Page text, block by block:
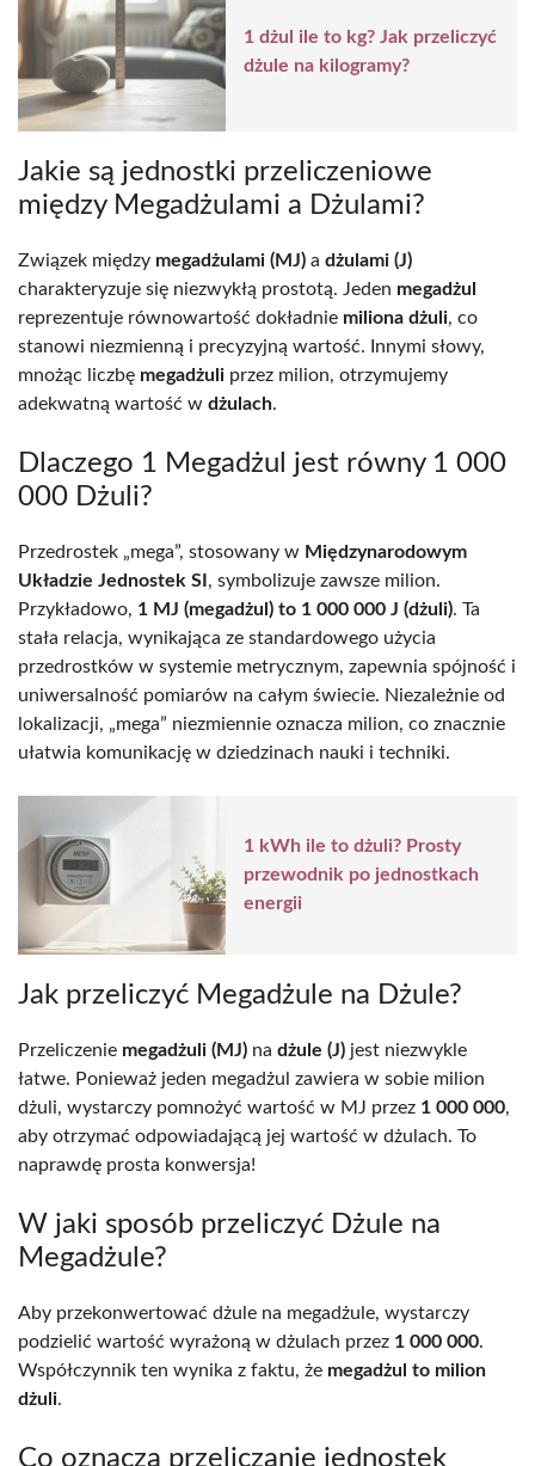
1 dżul ile to kg? Jak przeliczyć
dżule na kilogramy?
Jakie są jednostki przeliczeniowe
między Megadżulami a Dżulami?
Związek między megadżulami (MJ) a dżulami (J)
charakteryzuje się niezwykłą prostotą. Jeden megadżul
reprezentuje równowartość dokładnie miliona dżuli, co
stanowi niezmienną i precyzyjną wartość. Innymi słowy,
mnożąc liczbę megadżuli przez milion, otrzymujemy
adekwatną wartość w dżulach.
Dlaczego 1 Megadżul jest równy 1 000
000 Dżuli?
Przedrostek „mega”, stosowany w Międzynarodowym
Układzie Jednostek SI , symbolizuje zawsze milion.
Przykładowo, 1 MJ (megadżul) to 1 000 000 J (dżuli). Ta
stała relacja, wynikająca ze standardowego użycia
przedrostków w systemie metrycznym, zapewnia spójność i
uniwersalność pomiarów na całym świecie. Niezależnie od
lokalizacji, „mega” niezmiennie oznacza milion, co znacznie
ułatwia komunikację w dziedzinach nauki i techniki.
1 kWh ile to dżuli? Prosty
przewodnik po jednostkach
energii
Jak przeliczyć Megadżule na Dżule?
Przeliczenie megadżuli (MJ) na dżule (J) jest niezwykle
łatwe. Ponieważ jeden megadżul zawiera w sobie milion
dżuli, wystarczy pomnożyć wartość w MJ przez 1 000 000,
aby otrzymać odpowiadającą jej wartość w dżulach. To
naprawdę prosta konwersja!
W jaki sposób przeliczyć Dżule na
Megadżule?
Aby przekonwertować dżule na megadżule, wystarczy
podzielić wartość wyrażoną w dżulach przez 1 000 000.
Współczynnik ten wynika z faktu, że megadżul to milion
dżuli.
Co oznacza przeliczanie jednostek